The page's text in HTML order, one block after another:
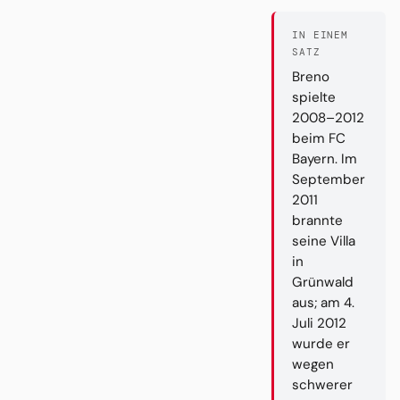
IN EINEM
SATZ
Breno
spielte
2008–2012
beim FC
Bayern. Im
September
2011
brannte
seine Villa
in
Grünwald
aus; am 4.
Juli 2012
wurde er
wegen
schwerer